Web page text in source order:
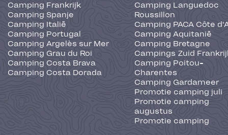
Camping Frankrijk
Camping Spanje
Camping Italië
Camping Portugal
Camping Argelès sur Mer
Camping Grau du Roi
Camping Costa Brava
Camping Costa Dorada
Camping Languedoc
Roussillon
Camping PACA Côte
Camping Aquitanië
Camping Bretagne
Campings Zuid
Camping Poitou-
Charentes
Camping Gardameer
Promotie camping juli
Promotie camping
augustus
Promotie camping